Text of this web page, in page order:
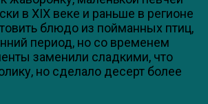
в XIX веке и раньше в регионе
блюдо из пойманных птиц,
период, но со временем
заменили сладкими, что
но сделало десерт более